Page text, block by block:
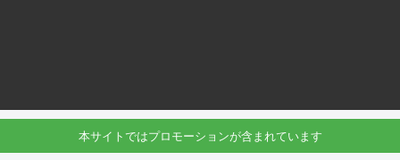
本サイトではプロモーションが含まれています